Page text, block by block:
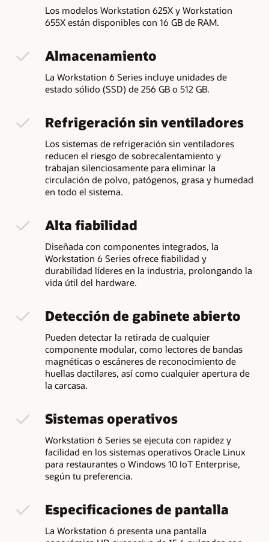
Los modelos Workstation 625X y Workstation
655X están disponibles con 16 GB de RAM.
Almacenamiento
La Workstation 6 Series incluye unidades de
estado sólido (SSD) de 256 GB o 512 GB.
Refrigeración sin ventiladores
Los sistemas de refrigeración sin ventiladores
reducen el riesgo de sobrecalentamiento y
trabajan silenciosamente para eliminar la
circulación de polvo, patógenos, grasa y humedad
en todo el sistema.
Alta fiabilidad
Diseñada con componentes integrados, la
Workstation 6 Series ofrece fiabilidad y
durabilidad líderes en la industria, prolongando la
vida útil del hardware.
Detección de gabinete abierto
Pueden detectar la retirada de cualquier
componente modular, como lectores de bandas
magnéticas o escáneres de reconocimiento de
huellas dactilares, así como cualquier apertura de
la carcasa.
Sistemas operativos
Workstation 6 Series se ejecuta con rapidez y
facilidad en los sistemas operativos Oracle Linux
para restaurantes o Windows 10 IoT Enterprise,
según tu preferencia.
Especificaciones de pantalla
La Workstation 6 presenta una pantalla